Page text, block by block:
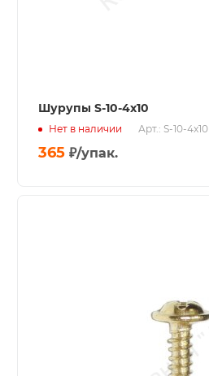
Шурупы S-10-4x10
Нет в наличии Арт.: S-10-4x10
365 ₽/упак.